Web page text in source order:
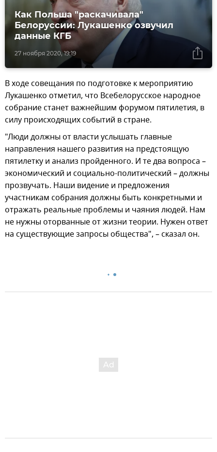
27 ноября 2020, 19:19
Как Польша "раскачивала"
Белоруссии: Лукашенко озвучил
данные КГБ
В ходе совещания по подготовке к мероприятию
Лукашенко отметил, что Всебелорусское народное
собрание станет важнейшим форумом пятилетия, в
силу происходящих событий в стране.
"Люди должны от власти услышать главные
направления нашего развития на предстоящую
пятилетку и анализ пройденного. И те два вопроса –
экономический и социально-политический – должны
прозвучать. Наши видение и предложения
участникам собрания должны быть конкретными и
отражать реальные проблемы и чаяния людей. Нам
не нужны оторванные от жизни теории. Нужен ответ
на существующие запросы общества", – сказал он.